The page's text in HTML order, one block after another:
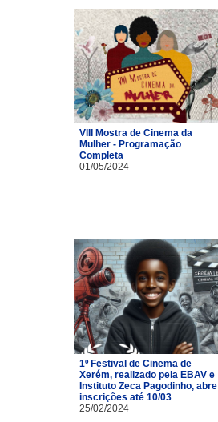
VIII Mostra de Cinema da
Mulher - Programação
Completa
01/05/2024
1º Festival de Cinema de
Xerém, realizado pela EBAV e
Instituto Zeca Pagodinho, abre
inscrições até 10/03
25/02/2024